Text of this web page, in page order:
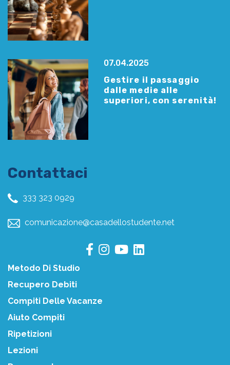
07.04.2025
Gestire il passaggio
dalle medie alle
superiori, con serenità!
Contattaci
333 323 0929
comunicazione@casadellostudente.net
Metodo Di Studio
Recupero Debiti
Compiti Delle Vacanze
Aiuto Compiti
Ripetizioni
Lezioni